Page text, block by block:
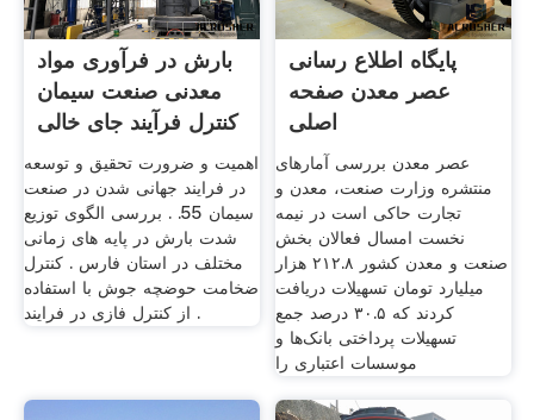
بارش در فرآوری مواد
معدنی صنعت سیمان
کنترل فرآیند جای خالی
اهمیت و ضرورت تحقیق و توسعه
در فرایند جهانی شدن در صنعت
سیمان 55. . بررسی الگوی توزیع
شدت بارش در پایه های زمانی
مختلف در استان فارس . کنترل
ضخامت حوضچه جوش با استفاده
از کنترل فازی در فرایند .
پایگاه اطلاع رسانی
عصر معدن صفحه
اصلی
عصر معدن بررسی آمارهای
منتشره وزارت صنعت، معدن و
تجارت حاکی است در نیمه
نخست امسال فعالان بخش
صنعت و معدن کشور ۲۱۲.۸ هزار
میلیارد تومان تسهیلات دریافت
کردند که ۳۰.۵ درصد جمع
تسهیلات پرداختی بانک‌ها و
موسسات اعتباری را